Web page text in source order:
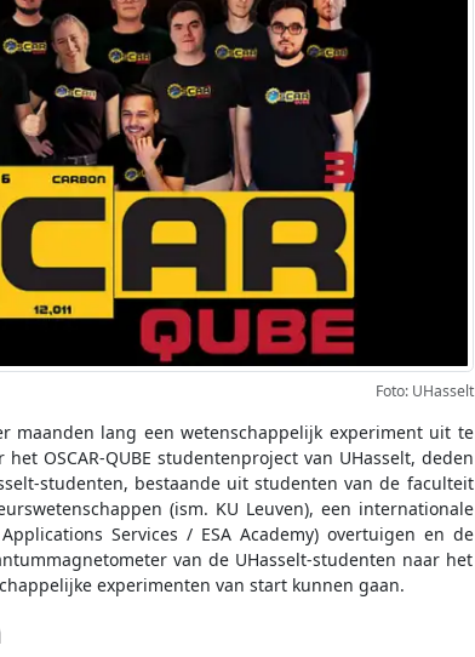
Foto: UHasselt
maanden lang een wetenschappelijk experiment uit te
OSCAR-QUBE studentenproject van UHasselt, deden
studenten, bestaande uit studenten van de faculteit
(ism. KU Leuven), een internationale
Services / ESA Academy) overtuigen en de
van de UHasselt-studenten naar het
experimenten van start kunnen gaan.